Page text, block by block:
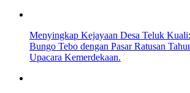
Menyingkap Kejayaan Desa Teluk
Bungo Tebo dengan Pasar Ratusan
Upacara Kemerdekaan.